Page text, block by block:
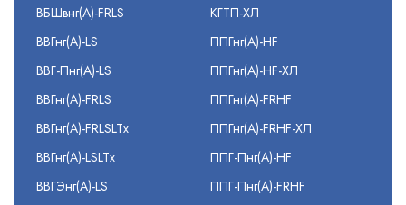
ВБШвнг(А)-FRLS
ВВГнг(А)-LS
ВВГ-Пнг(А)-LS
ВВГнг(А)-FRLS
ВВГнг(А)-FRLSLTx
ВВГнг(А)-LSLTx
ВВГЭнг(А)-LS
КГТП-ХЛ
ППГнг(А)-HF
ППГнг(А)-HF-ХЛ
ППГнг(А)-FRHF
ППГнг(А)-FRHF-ХЛ
ППГ-Пнг(А)-HF
ППГ-Пнг(А)-FRHF